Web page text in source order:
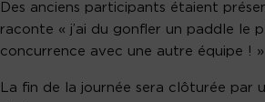
Des anciens participants étaient
raconte « j’ai du gonfler un paddle le
concurrence avec une autre équipe ! »
La fin de la journée sera clôturée par